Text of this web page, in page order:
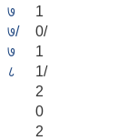
७
७/
७
८
1
0/
1
1/
2
0
2